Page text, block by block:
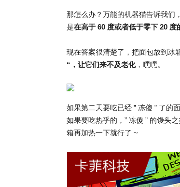
那怎么办？万能的机器猫告诉我们
是在高于 60 度或者低于零下 20 度
现在答案很清楚了，把面包放到冰
“，让它们来不及老化，嘿嘿。
如果第二天要吃已经 ” 冻傻 ” 了的
如果要吃热乎的，” 冻傻 ” 的馒头
箱再加热一下就行了 ~